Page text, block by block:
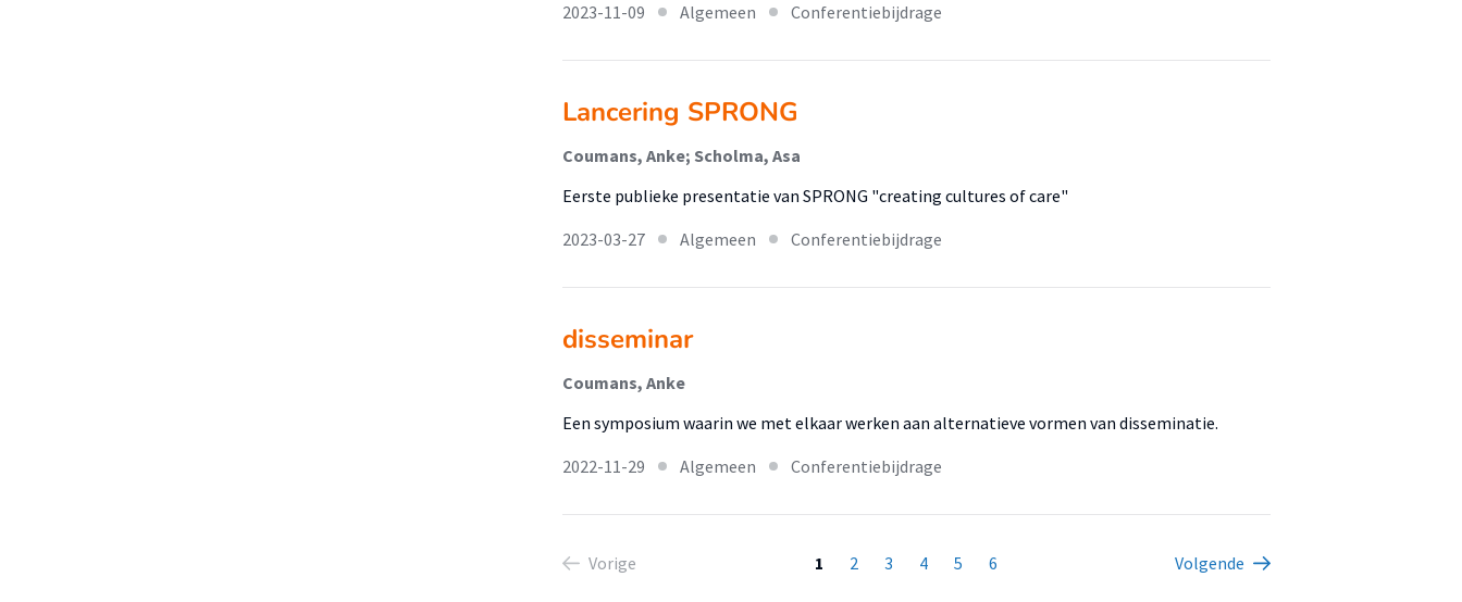
2023-11-09
Algemeen Conferentiebijdrage
Lancering SPRONG
Coumans, Anke; Scholma, Asa
Eerste publieke presentatie van SPRONG "creating cultures of care"
2023-03-27
Algemeen Conferentiebijdrage
disseminar
Coumans, Anke
Een symposium waarin we met elkaar werken aan alternatieve vormen van disseminatie.
2022-11-29
Algemeen Conferentiebijdrage
Vorige 1 2 3 4 5 6 Volgende